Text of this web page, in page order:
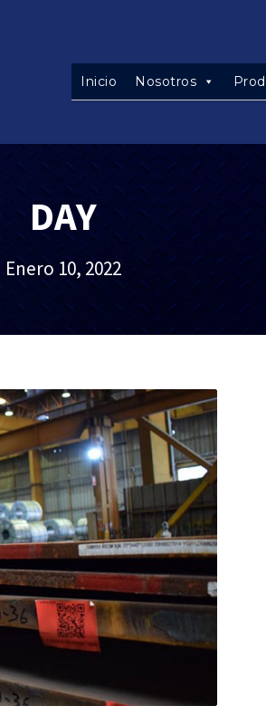
Inicio Nosotros
DAY
Enero 10, 2022